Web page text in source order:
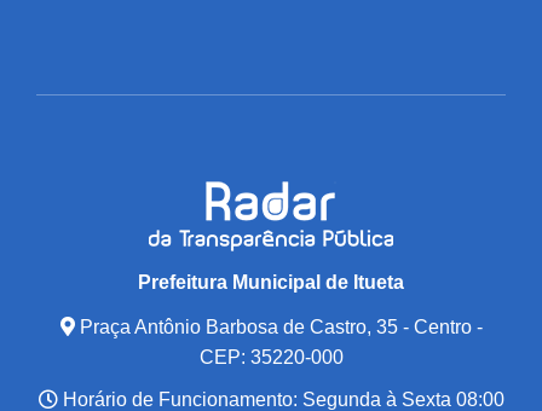
Prefeitura Municipal de Itueta
Praça Antônio Barbosa de Castro, 35 - Centro -
CEP: 35220-000
Horário de Funcionamento: Segunda à Sexta 08:00